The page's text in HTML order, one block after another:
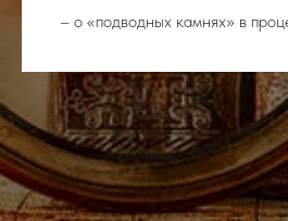
– о «подводных камнях» в